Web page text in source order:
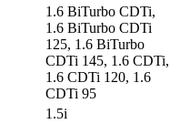
1.6 BiTurbo CDTi,
1.6 BiTurbo CDTi
125, 1.6 BiTurbo
CDTi 145, 1.6 CDTi,
1.6 CDTi 120, 1.6
CDTi 95
1.5i